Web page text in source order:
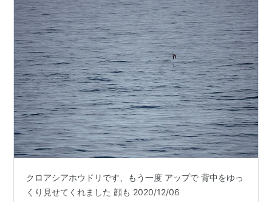
クロアシアホウドリです、もう一度 アップで 背中をゆっ
くり見せてくれました 顔も 2020/12/06